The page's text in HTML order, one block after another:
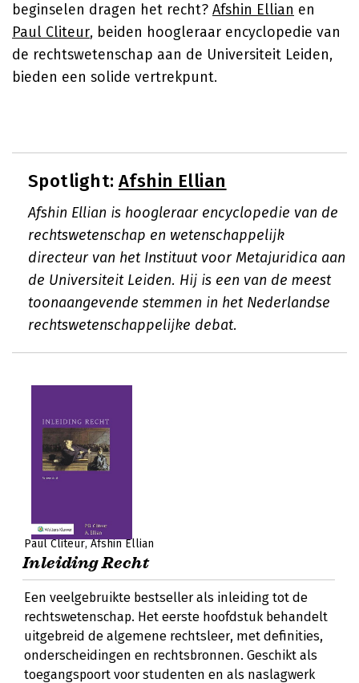
beginselen dragen het recht? Afshin Ellian en
Paul Cliteur, beiden hoogleraar encyclopedie van
de rechtswetenschap aan de Universiteit Leiden,
bieden een solide vertrekpunt.
Spotlight: Afshin Ellian
Afshin Ellian is hoogleraar encyclopedie van de
rechtswetenschap en wetenschappelijk
directeur van het Instituut voor Metajuridica aan
de Universiteit Leiden. Hij is een van de meest
toonaangevende stemmen in het Nederlandse
rechtswetenschappelijke debat.
Paul Cliteur Afshin Ellian
Inleiding Recht
Een veelgebruikte bestseller als inleiding tot de
rechtswetenschap. Het eerste hoofdstuk behandelt
uitgebreid de algemene rechtsleer, met definities,
onderscheidingen en rechtsbronnen. Geschikt als
toegangspoort voor studenten en als naslagwerk